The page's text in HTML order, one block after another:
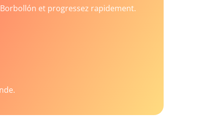
et progressez rapidement.